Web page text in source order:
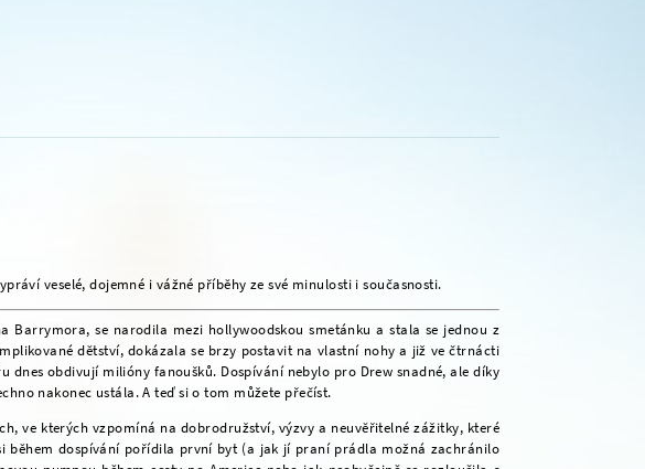
veselé, dojemné i vážné příběhy ze své minulosti i současnosti.
Barrymora, se narodila mezi hollywoodskou smetánku a stala se jednou z
dětství, dokázala se brzy postavit na vlastní nohy a již ve čtrnácti
dnes obdivují milióny fanoušků. Dospívání nebylo pro Drew snadné, ale díky
nakonec ustála. A teď si o tom můžete přečíst.
ve kterých vzpomíná na dobrodružství, výzvy a neuvěřitelné zážitky, které
během dospívání pořídila první byt (a jak jí praní prádla možná zachránilo